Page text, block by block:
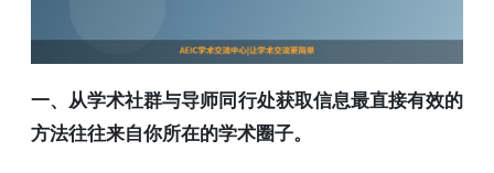
一、从学术社群与导师同行处获取信息最直接有效的
方法往往来自你所在的学术圈子。